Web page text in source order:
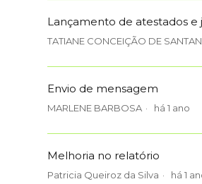
Lançamento de atestados e
TATIANE CONCEIÇÃO DE
Envio de mensagem
MARLENE BARBOSA há 1 ano
Melhoria no relatório
Patricia Queiroz da Silva há 1